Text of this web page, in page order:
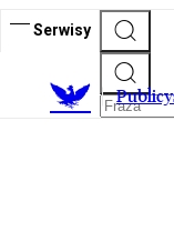
Serwisy